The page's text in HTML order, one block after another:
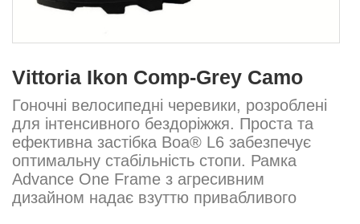
Vittoria Ikon Comp-Grey Camo
Гоночні велосипедні черевики, розроблені
для інтенсивного бездоріжжя. Проста та
ефективна застібка Boa® L6 забезпечує
оптимальну стабільність стопи. Рамка
Advance One Frame з агресивним
дизайном надає взуттю привабливого